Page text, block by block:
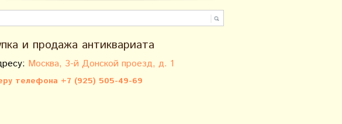
и продажа антиквариата
Москва, 3-й Донской проезд, д. 1
телефона +7 (925) 505-49-69